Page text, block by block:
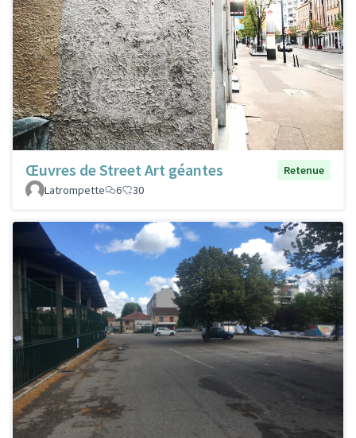
Œuvres de Street Art géantes
Retenue
Latrompette
6 30